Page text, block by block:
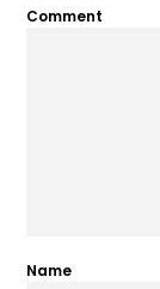
Comment
Name